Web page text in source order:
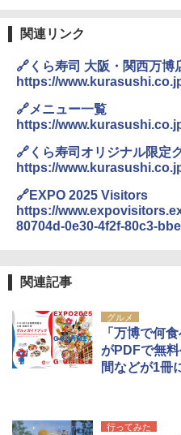
関連リンク
🔗くら寿司 大阪・関西万博
https://
🔗メニュー一覧
https://
🔗くら寿司オリジナル限定
https://
🔗EXPO 2025 Visitors
https://
80704d-0e30-4f2f-80c3-
関連記事
グルメ
「万博で何
がPDFで無
間などが1冊
行ってみた